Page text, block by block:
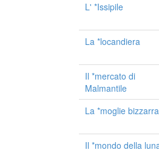
L' *Issipile
La *locandiera
Il *mercato di
Malmantile
La *moglie bizzarra
Il *mondo della